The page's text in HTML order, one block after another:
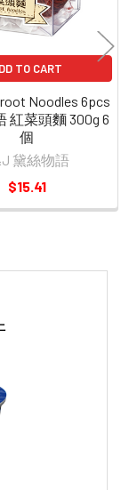
TO CART
Noodles 6pcs
紅菜頭麵 300g 6
個
黛絲物語
$15.41